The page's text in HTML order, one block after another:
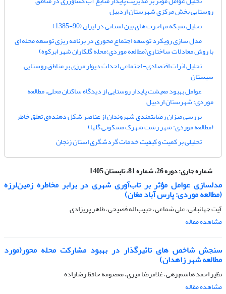
روستایی بخش مرکزی شهرستان اردبیل
تحلیل شبکه مهاجرت های بین استانی در ایران (90-1385)
مدل سازی رویکرد توسعه اجتماع محوری در برنامه ریزی توسعه محله ای
با روش معادلات ساختاری(مطالعه موردی:محله گلکاران شهر ابرکوه)
تحلیل اثرات اقتصادی- اجتماعی احداث دیوار مرزی بر مناطق روستایی
سیستان
عوامل بهبود معیشت پایدار روستایی از دیدگاه ساکنان محلی، مطالعه
موردی: شهرستان اردبیل
بررسی میزان رضایتمندی شهروندان از عناصر شکل دهنده‌ی تعلق خاطر
(مطالعه موردی: شهر رشت شهرک مسکونی گلها)
تحلیلی بر کمیت و کیفیت خدمات گردشگری استان زنجان
شماره جاری:دوره 26، شماره 81، تابستان 1405
مدلسازی عوامل مؤثر بر تاب‌آوری شهری در برابر مخاطره زمین‌لرزه
(مطالعه موردی: پارس آباد مغان)
آیت جهانبانی، علی شماعی، حبیب اله فصیحی، طاهر پریزادی
مشاهده مقاله
سنجش شاخص های تاثیرگذار در بهبود مشارکت محله محور(مورد
مطالعه شهر زاهدان)
نظیر احمد هاشم زهی، غلامرضا میری، معصومه حافظ رضازاده
مشاهده مقاله